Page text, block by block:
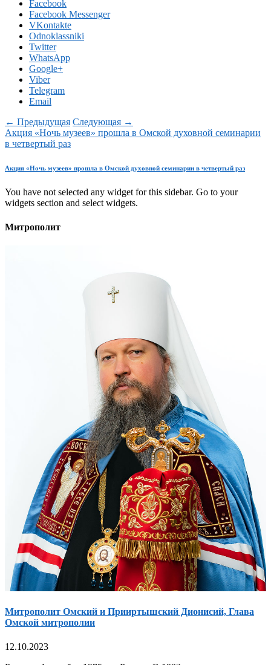
Facebook
Facebook Messenger
VKontakte
Odnoklassniki
Twitter
WhatsApp
Google+
Viber
Telegram
Email
← Предыдущая Следующая →
Акция «Ночь музеев» прошла в Омской духовной семинарии
в четвертый раз
Акция «Ночь музеев» прошла в Омской духовной семинарии в четвертый раз
You have not selected any widget for this sidebar. Go to your
widgets section and select widgets.
Митрополит
Митрополит Омский и Прииртышский Дионисий, Глава
Омской митрополии
12.10.2023